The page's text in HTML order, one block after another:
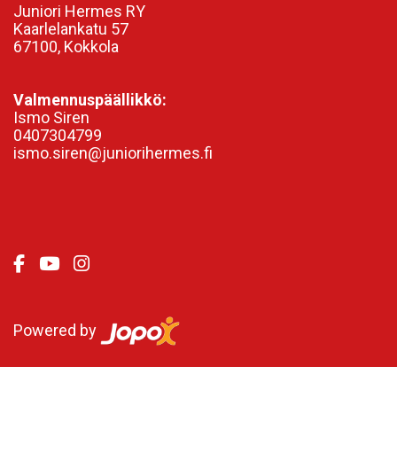
Juniori Hermes RY
Kaarlelankatu 57
67100, Kokkola
Valmennuspäällikkö:
Ismo Siren
0407304799
ismo.siren@juniorihermes.fi
Powered by